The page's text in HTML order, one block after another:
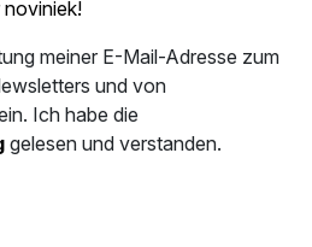
noviniek!
meiner E-Mail-Adresse zum
und von
Ich habe die
gelesen und verstanden.